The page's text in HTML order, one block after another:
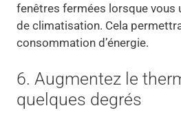
fenêtres fermées lorsque vous
de climatisation. Cela
consommation d’énergie.
6. Augmentez le
quelques degrés